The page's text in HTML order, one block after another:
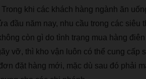
Trong khi các khách hàng ngành ăn uố
a đầu năm nay, nhu cầu trong các siêu
ông còn gì do tình trạng mua hàng điê
ãy vỡ, thì kho vận luôn có thể cung cấp s
n đặt hàng mới, mặc d ù sau đó phải m